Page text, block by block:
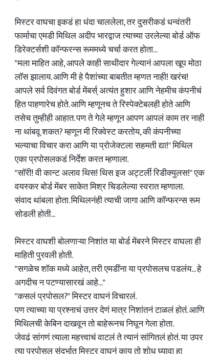
मिस्टर वाघचा इकडं हा धंदा चाललेला, तर दुसरीकडं धन्वंतरी
फार्माचा एमडी मिथिल अदीप भारद्वाज त्याच्या उरलेल्या बोर्ड ऑफ
डिरेक्टर्सशी कॉन्फरन्स रूममध्ये चर्चा करत होता...
"मला माहित आहे, आपले काही साथीदार गेल्यानं आपला खूप मोठा
लॉस झालाय. आणि मी हे पैशांच्या बाबतीत म्हणत नाही! खरंच!
आपले सर्व दिवंगत बोर्ड मेंबर्स् अत्यंत हुशार आणि नेहमीच कंपनीचं
हित पाहणारेच होते. आणि म्हणूनच ते रिस्पेक्टेबलही होते आणि
तसेच तुम्हीही आहात. पण ते गेले म्हणून आपण आपलं काम तर नाही
ना थांबवू शकत? म्हणून मी रिक्वेस्ट करतोय, की कंपनीच्या
भल्याचा विचार करा आणि या प्रोजेक्टला सहमती द्या!" मिथिल
एका प्रपोसलकडं निर्देश करत म्हणाला.
"सॉरी! वी कान्ट अलाव थिस! थिस इज अट्टर्ली रिडीक्युलस!" एक
वयस्कर बोर्ड मेंबर साकेत मिश्र चिडलेल्या स्वरात म्हणाला.
संवाद थांबला होता. मिथिलनंही त्याची जागा आणि कॉन्फरन्स रूम
सोडली होती...
मिस्टर वाघशी बोलणाऱ्या निशांत या बोर्ड मेंबरने मिस्टर वाघला ही
माहिती पुरवली होती.
"सगळेच शॉक मध्ये आहेत, तरी एमडींना या प्रपोसलच पडलंय... हे
अगदीच न पटण्यासारखं आहे..."
"कसलं प्रपोसल?" मिस्टर वाघनं विचारलं.
पण त्याच्या या प्रश्नाचं उत्तर देणं मात्र निशांतनं टाळलं होतं. आणि
मिथिलची केबिन दाखवून तो बाहेरूनच निघून गेला होता.
जेवढं सांगणं त्याला महत्त्वाचं वाटलं ते त्यानं सांगितलं होतं. या उपर